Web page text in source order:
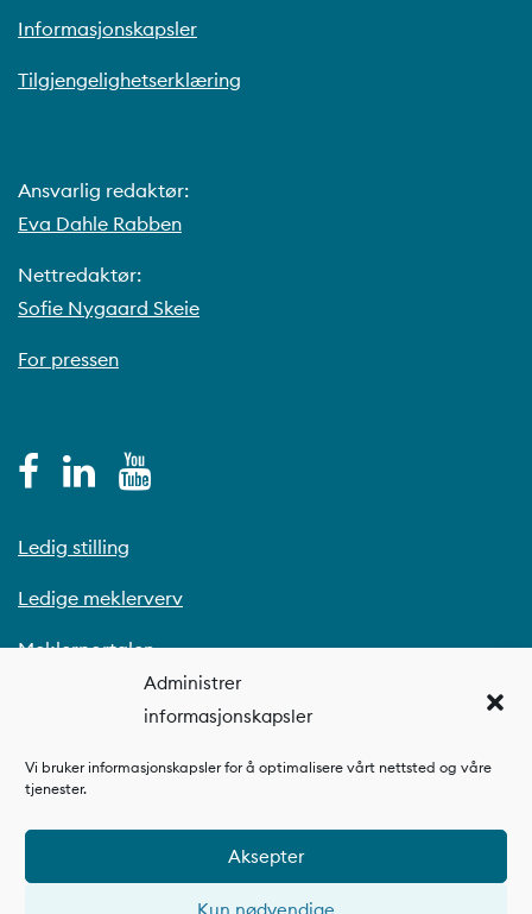
Administrer
informasjonskapsler
Vi bruker informasjonskapsler for å optimalisere vårt nettsted og våre
tjenester.
Aksepter
Kun nødvendige
Informasjonskapsler
Tilgjengelighetserklæring
Ansvarlig redaktør:
Eva Dahle Rabben
Nettredaktør:
Sofie Nygaard Skeie
For pressen
Ledig stilling
Ledige meklerverv
Meklerportalen